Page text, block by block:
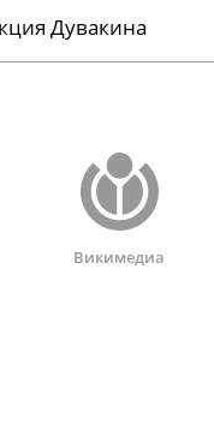
Дувакина
Викимедиа